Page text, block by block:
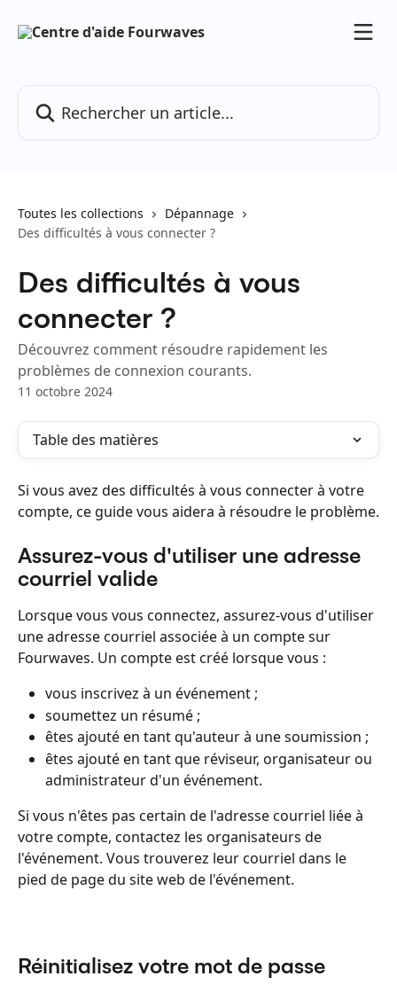
Toutes les collections
Dépannage
Des difficultés à vous connecter ?
Des difficultés à vous
connecter ?
Découvrez comment résoudre rapidement les
problèmes de connexion courants.
11 octobre 2024
Table des matières
Si vous avez des difficultés à vous connecter à votre
compte, ce guide vous aidera à résoudre le problème.
Assurez-vous d'utiliser une adresse
courriel valide
Lorsque vous vous connectez, assurez-vous d'utiliser
une adresse courriel associée à un compte sur
Fourwaves. Un compte est créé lorsque vous :
vous inscrivez à un événement ;
soumettez un résumé ;
êtes ajouté en tant qu'auteur à une soumission ;
êtes ajouté en tant que réviseur, organisateur ou
administrateur d'un événement.
Si vous n'êtes pas certain de l'adresse courriel liée à
votre compte, contactez les organisateurs de
l'événement. Vous trouverez leur courriel dans le
pied de page du site web de l'événement.
Réinitialisez votre mot de passe